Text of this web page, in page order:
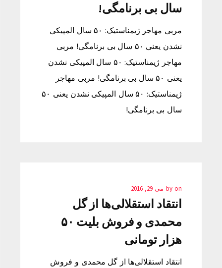
سال بی برنامگی!
مربی مهاجر ژیمناستیک: ۵۰ سال المپیکی
نشدن یعنی ۵۰ سال بی برنامگی! مربی
مهاجر ژیمناستیک: ۵۰ سال المپیکی نشدن
یعنی ۵۰ سال بی برنامگی! مربی مهاجر
ژیمناستیک: ۵۰ سال المپیکی نشدن یعنی ۵۰
سال بی برنامگی!
by on می 29, 2016
انتقاد استقلالی‌ها از گل
محمدی و فروش بلیت ۵۰
هزار تومانی
انتقاد استقلالی‌ها از گل محمدی و فروش